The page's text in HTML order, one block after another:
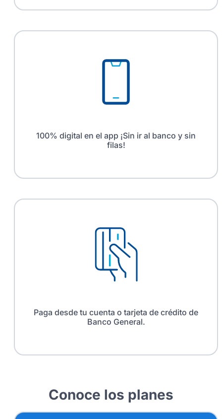
100% digital en el app ¡Sin ir al banco y sin
filas!
Paga desde tu cuenta o tarjeta de crédito de
Banco General.
Conoce los planes